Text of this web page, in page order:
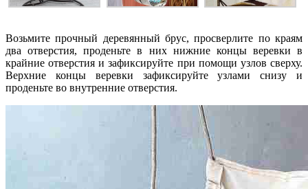
Возьмите прочный деревянный брус, просверлите по краям
два отверстия, проденьте в них нижние концы веревки в
крайние отверстия и зафиксируйте при помощи узлов сверху.
Верхние концы веревки зафиксируйте узлами снизу и
проденьте во внутренние отверстия.